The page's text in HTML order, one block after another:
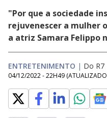
"Por que a sociedade
rejuvenescer a mulher
a atriz Samara Felippo
ENTRETENIMENTO | Do R7
04/12/2022 - 22H49